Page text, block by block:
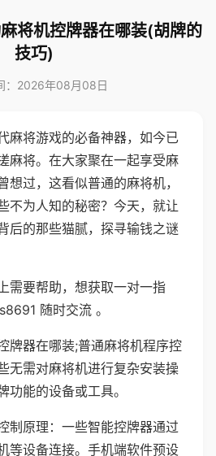
将机控牌器在哪装(胡牌的
技巧)
：2026年08月08日
麻将游戏的必备神器，如今已
麻将。在大家聚在一起享受麻
想过，这看似普通的麻将机，
不为人知的秘密？今天，就让
后的那些猫腻，探寻输钱之谜
需要帮助，想获取一对一指
随时交流 。
牌器在哪装;普通麻将机程序控
无需对麻将机进行复杂安装操
功能的设备或工具。
制原理：一些智能控牌器通过
等设备连接。手机端软件预设